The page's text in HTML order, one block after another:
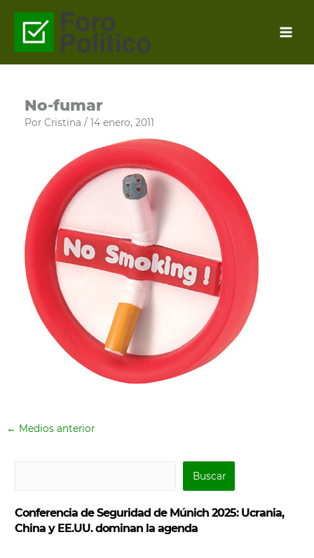
contenido
No-fumar
Por Cristina / 14 enero, 2011
← Medios anterior
s
c
Buscar
Conferencia de Seguridad de Múnich 2025: Ucrania,
China y EE.UU. dominan la agenda